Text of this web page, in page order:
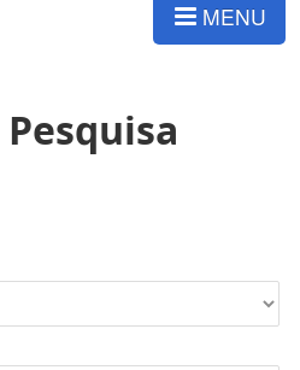
MENU